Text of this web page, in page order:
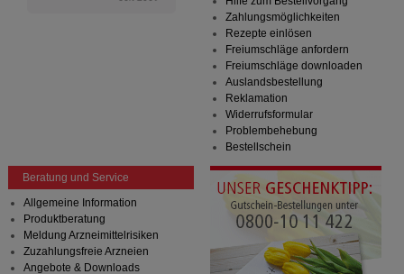
Zahlungsmöglichkeiten
Rezepte einlösen
Freiumschläge anfordern
Freiumschläge downloaden
Auslandsbestellung
Reklamation
Widerrufsformular
Problembehebung
Bestellschein
Beratung und Service
Allgemeine Information
Produktberatung
Meldung Arzneimittelrisiken
Zuzahlungsfreie Arzneien
Angebote & Downloads